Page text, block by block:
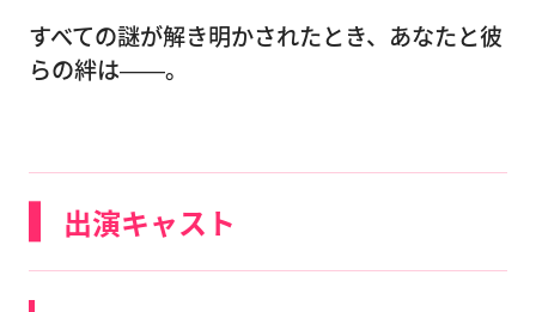
すべての謎が解き明かされたとき、あなたと彼
らの絆は――。
出演キャスト